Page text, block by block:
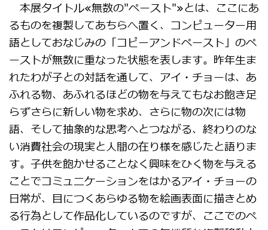
本展タイトル≪無数の"ペースト"≫とは、ここにあ
るものを複製してあちらへ置く、コンピューター用
語としておなじみの「コピーアンドペースト」のペ
ーストが無数に重なった状態を表します。昨年生ま
れたわが子との対話を通して、アイ・チョーは、あ
ふれる物、あふれるほどの物を与えてもなお飽き足
らずさらに新しい物を求め、さらに物の次には物
語、そして抽象的な思考へとつながる、終わりのな
い消費社会の現実と人間の在り様を感じたと語りま
す。子供を飽かせることなく興味をひく物を与える
ことでコミュニケーションをはかるアイ・チョーの
日常が、目につくあらゆる物を絵画表面に描きとめ
る行為として作品化しているのですが、ここでのペ